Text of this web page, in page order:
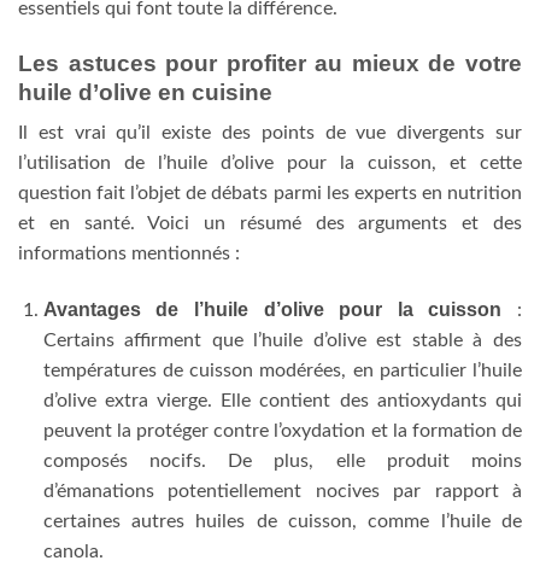
essentiels qui font toute la différence.
Les astuces pour profiter au mieux de votre
huile d’olive en cuisine
Il est vrai qu’il existe des points de vue divergents sur
l’utilisation de l’huile d’olive pour la cuisson, et cette
question fait l’objet de débats parmi les experts en nutrition
et en santé. Voici un résumé des arguments et des
informations mentionnés :
Avantages de l’huile d’olive pour la cuisson :
Certains affirment que l’huile d’olive est stable à des
températures de cuisson modérées, en particulier l’huile
d’olive extra vierge. Elle contient des antioxydants qui
peuvent la protéger contre l’oxydation et la formation de
composés nocifs. De plus, elle produit moins
d’émanations potentiellement nocives par rapport à
certaines autres huiles de cuisson, comme l’huile de
canola.